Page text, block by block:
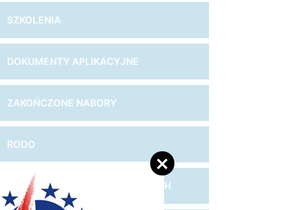
SZKOLENIA
DOKUMENTY APLIKACYJNE
ZAKOŃCZONE NABORY
RODO
MAPA DZIAŁEK INWESTYCYJNYCH